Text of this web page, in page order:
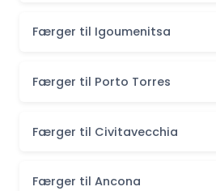
Færger til Igoumenitsa
Færger til Porto Torres
Færger til Civitavecchia
Færger til Ancona